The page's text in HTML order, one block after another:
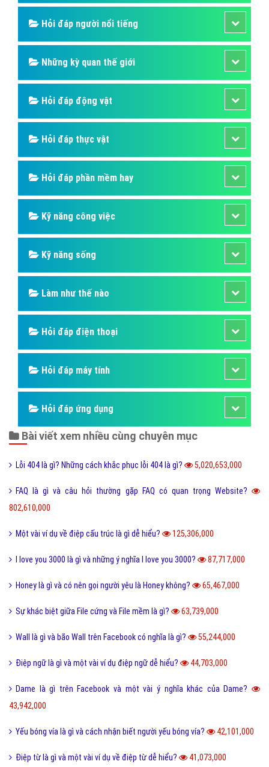
Hỏi đáp người nổi tiếng
Những kỳ quan thế giới
Hỏi đáp động vật
Hỏi đáp thực vật
Hỏi đáp phần mềm hay
Kỹ năng công việc
Kỹ năng sống
Làm như thế nào
Hỏi đáp điện thoại
Hỏi đáp máy tính
Hỏi đáp ứng dụng
Bài viết xem nhiều cùng chuyên mục
Lỗi 404 là gì? Những cách khắc phục lỗi 404 là gì? 5,020,653,000
FAQ là gì và câu hỏi thường gặp FAQ có quan trọng Website?
802,610,000
Một vài ví dụ về điệp cấu trúc là gì dễ hiểu? 125,306,000
I love you 3000 là gì và những ý nghĩa I love you 3000? 87,717,000
Honey là gì và có nên gọi người yêu là Honey không? 65,467,000
Sự khác biệt giữa File cứng và File mềm là gì? 63,739,000
Wall là gì và bão Wall trên Facebook có nghĩa là gì? 55,244,000
Điệp ngữ là gì và một vài ví dụ điệp ngữ dễ hiểu? 44,703,000
Dame là gì trên Facebook và một vài ý nghĩa khác của Dame?
43,942,000
Yếu bóng vía là gì và cách nhận biết người yếu bóng vía? 42,101,000
Điệp từ là gì và một vài ví dụ về điệp từ dễ hiểu? 41,073,000